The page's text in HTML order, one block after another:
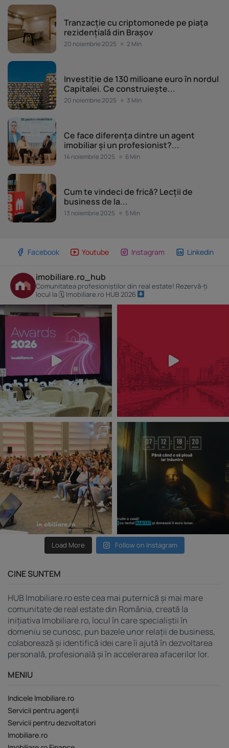
Tranzacție cu criptomonede pe piața
rezidențială din Brașov
20 noiembrie 2025 2 Min
Investiție de 130 milioane euro în nordul
Capitalei. Ce construiește...
20 noiembrie 2025 3 Min
Ce face diferența dintre un agent
imobiliar și un profesionist?...
14 noiembrie 2025 6 Min
Cum te vindeci de frică? Lecții de
business de la...
13 noiembrie 2025 5 Min
Facebook Youtube Instagram Linkedin
imobiliare.ro_hub
Comunitatea profesioniștilor din real estate! Rezervă-ți
locul la 🗓 Imobiliare.ro HUB 2026
Load More Follow on Instagram
CINE SUNTEM
HUB Imobiliare.ro este cea mai puternică și mai mare
comunitate de real estate din România, creată la
inițiativa Imobiliare.ro, locul în care specialiștii în
domeniu se cunosc, pun bazele unor relații de business,
colaborează și identifică idei care îi ajută în dezvoltarea
personală, profesională și în accelerarea afacerilor lor.
MENIU
Indicele Imobiliare.ro
Servicii pentru agenții
Servicii pentru dezvoltatori
Imobiliare.ro